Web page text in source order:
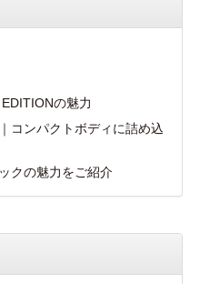
の魅力
コンパクトボディに詰め込
クの魅力をご紹介